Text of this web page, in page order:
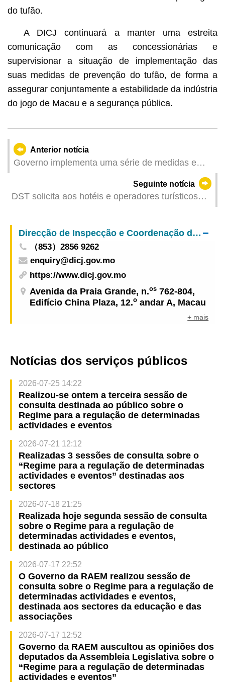
do tufão.
A DICJ continuará a manter uma estreita
comunicação com as concessionárias e
supervisionar a situação de implementação das
suas medidas de prevenção do tufão, de forma a
assegurar conjuntamente a estabilidade da indústria
do jogo de Macau e a segurança pública.
Anterior notícia
Governo implementa uma série de medidas e
segurança da vida e bens da população e
visitantes
Seguinte notícia
DST solicita aos hotéis e operadores turísticos
contra o tufão para criar linha de defesa para
segurança dos visitantes
Direcção de Inspecção e Coordenação de Jogos
（853）2856 9262
enquiry@dicj.gov.mo
https://www.dicj.gov.mo
Avenida da Praia Grande, n.os 762-804,
Edifício China Plaza, 12.o andar A, Macau
+ mais
Notícias dos serviços públicos
2026-07-25 14:22
Realizou-se ontem a terceira sessão de
consulta destinada ao público sobre o
Regime para a regulação de determinadas
actividades e eventos
2026-07-21 12:12
Realizadas 3 sessões de consulta sobre o
“Regime para a regulação de determinadas
actividades e eventos” destinadas aos
sectores
2026-07-18 21:25
Realizada hoje segunda sessão de consulta
sobre o Regime para a regulação de
determinadas actividades e eventos,
destinada ao público
2026-07-17 22:52
O Governo da RAEM realizou sessão de
consulta sobre o Regime para a regulação de
determinadas actividades e eventos,
destinada aos sectores da educação e das
associações
2026-07-17 12:52
Governo da RAEM auscultou as opiniões dos
deputados da Assembleia Legislativa sobre o
“Regime para a regulação de determinadas
actividades e eventos”